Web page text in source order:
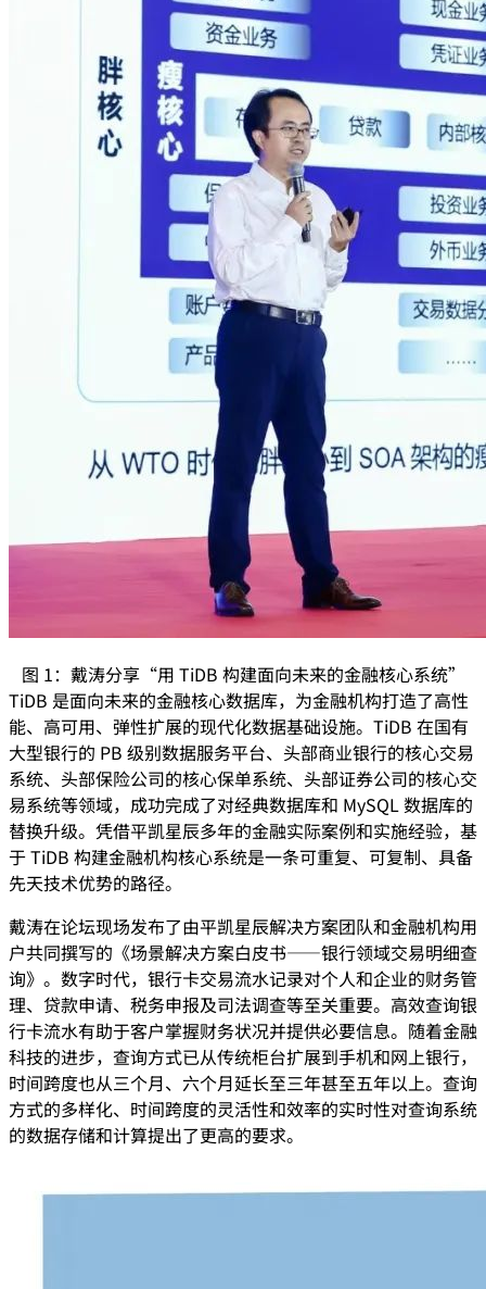
图 1：戴涛分享“用 TiDB 构建面向未来的金融核心系统”
TiDB 是面向未来的金融核心数据库，为金融机构打造了高性
能、高可用、弹性扩展的现代化数据基础设施。TiDB 在国有
大型银行的 PB 级别数据服务平台、头部商业银行的核心交易
系统、头部保险公司的核心保单系统、头部证券公司的核心交
易系统等领域，成功完成了对经典数据库和 MySQL 数据库的
替换升级。凭借平凯星辰多年的金融实际案例和实施经验，基
于 TiDB 构建金融机构核心系统是一条可重复、可复制、具备
先天技术优势的路径。
戴涛在论坛现场发布了由平凯星辰解决方案团队和金融机构用
户共同撰写的《场景解决方案白皮书——银行领域交易明细查
询》。数字时代，银行卡交易流水记录对个人和企业的财务管
理、贷款申请、税务申报及司法调查等至关重要。高效查询银
行卡流水有助于客户掌握财务状况并提供必要信息。随着金融
科技的进步，查询方式已从传统柜台扩展到手机和网上银行，
时间跨度也从三个月、六个月延长至三年甚至五年以上。查询
方式的多样化、时间跨度的灵活性和效率的实时性对查询系统
的数据存储和计算提出了更高的要求。